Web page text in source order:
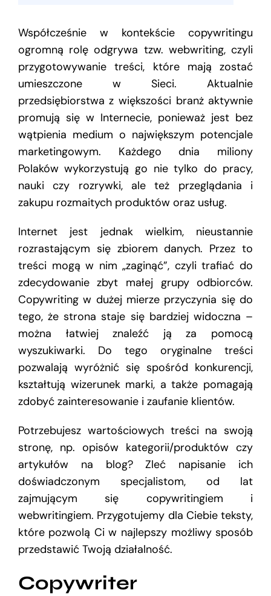
Współcześnie w kontekście copywritingu
ogromną rolę odgrywa tzw. webwriting, czyli
przygotowywanie treści, które mają zostać
umieszczone w Sieci. Aktualnie
przedsiębiorstwa z większości branż aktywnie
promują się w Internecie, ponieważ jest bez
wątpienia medium o największym potencjale
marketingowym. Każdego dnia miliony
Polaków wykorzystują go nie tylko do pracy,
nauki czy rozrywki, ale też przeglądania i
zakupu rozmaitych produktów oraz usług.
Internet jest jednak wielkim, nieustannie
rozrastającym się zbiorem danych. Przez to
treści mogą w nim „zaginąć”, czyli trafiać do
zdecydowanie zbyt małej grupy odbiorców.
Copywriting w dużej mierze przyczynia się do
tego, że strona staje się bardziej widoczna –
można łatwiej znaleźć ją za pomocą
wyszukiwarki. Do tego oryginalne treści
pozwalają wyróżnić się spośród konkurencji,
kształtują wizerunek marki, a także pomagają
zdobyć zainteresowanie i zaufanie klientów.
Potrzebujesz wartościowych treści na swoją
stronę, np. opisów kategorii/produktów czy
artykułów na blog? Zleć napisanie ich
doświadczonym specjalistom, od lat
zajmującym się copywritingiem i
webwritingiem. Przygotujemy dla Ciebie teksty,
które pozwolą Ci w najlepszy możliwy sposób
przedstawić Twoją działalność.
Copywriter